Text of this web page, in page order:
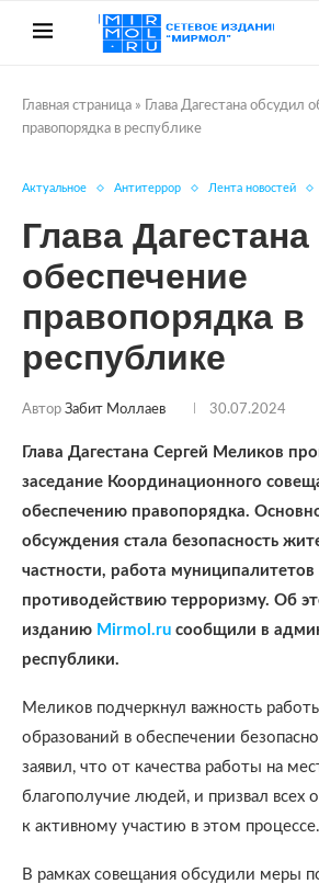
Главная страница »
Глава Дагестана обсудил
правопорядка в республике
Актуальное Антитеррор Лента новостей
Глава
обеспечение
правопорядка в
республике
Автор Забит Моллаев 30.07.2024
Глава Дагестана Сергей Меликов
заседание Координационного
обеспечению правопорядка.
обсуждения стала безопасность
частности, работа муниципалитетов
противодействию терроризму. Об
изданию Mirmol.ru сообщили в
республики.
Меликов подчеркнул важность
образований в обеспечении
заявил, что от качества работы на
благополучие людей, и призвал всех
к активному участию в этом процессе.
В рамках совещания обсудили меры